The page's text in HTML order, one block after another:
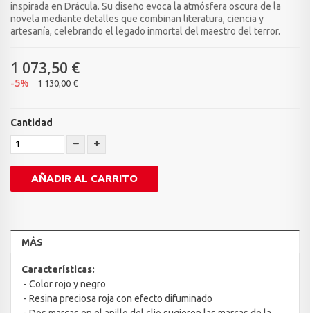
inspirada en Drácula. Su diseño evoca la atmósfera oscura de la
novela mediante detalles que combinan literatura, ciencia y
artesanía, celebrando el legado inmortal del maestro del terror.
1 073,50 €
-5% 1 130,00 €
Cantidad
AÑADIR AL CARRITO
MÁS
Características:
- Color rojo y negro
- Resina preciosa roja con efecto difuminado